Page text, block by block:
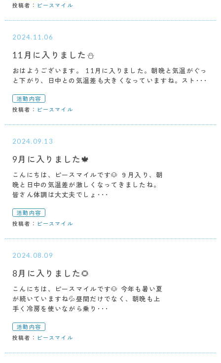
投稿者： ピースマイル
2024.11.06
11月に入りました⛄
おはようございます。 11月に入りました。朝晩と気温がぐっ
と下がり、日中との気温差も大きくなっていますね。スト･･･
活動内容
投稿者： ピースマイル
2024.09.13
9月に入りました🍁
こんにちは、ピースマイルです🐶 ９月入り、朝
晩と日中の気温差が激しくなってきましたね。
皆さん体調は大丈夫でしょ･･･
活動内容
投稿者： ピースマイル
2024.08.09
8月に入りました🌻
こんにちは、ピースマイルです🐶 今年も暑い夏
が続いていますね💦昼間だけでなく、朝晩も上
手く冷房を使いながら乗り･･･
活動内容
投稿者： ピースマイル